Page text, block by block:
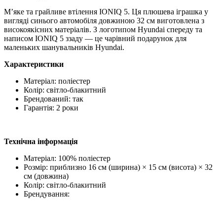
М’яке та грайливе втілення IONIQ 5. Ця плюшева іграшка у
вигляді синього автомобіля довжиною 32 см виготовлена з
високоякісних матеріалів. З логотипом Hyundai спереду та
написом IONIQ 5 ззаду — це чарівний подарунок для
маленьких шанувальників Hyundai.
Характеристики
Матеріал: поліестер
Колір: світло-блакитний
Брендований: так
Гарантія: 2 роки
Технічна інформація
Матеріал: 100% поліестер
Розмір: приблизно 16 см (ширина) × 15 см (висота) × 32
см (довжина)
Колір: світло-блакитний
Брендування: